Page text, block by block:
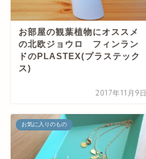
お部屋の観葉植物にオススメ
の北欧ジョウロ フィンラン
ドのPLASTEX(プラステック
ス)
2017年11月9日
お気に入りのもの